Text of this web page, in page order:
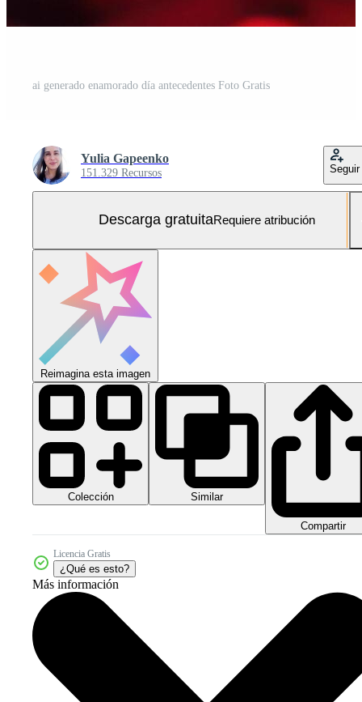
ai generado enamorado día antecedentes Foto Gratis
Yulia Gapeenko
151.329 Recursos Seguir
Descarga gratuitaRequiere atribución
Reimagina esta imagen
Colección Similar
Compartir
Licencia Gratis
¿Qué es esto?
Más información